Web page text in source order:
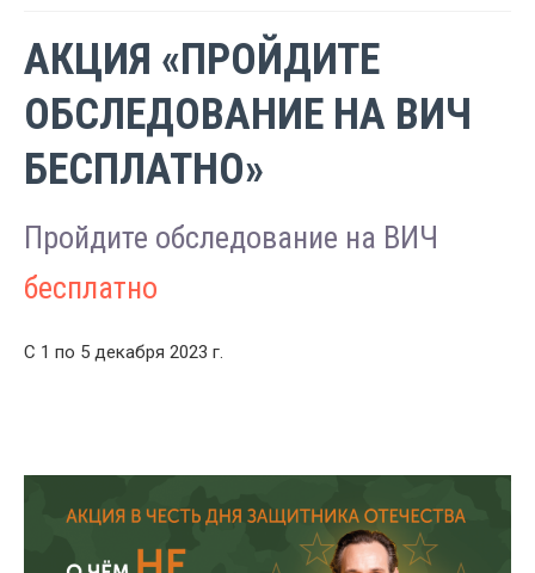
АКЦИЯ «ПРОЙДИТЕ
ОБСЛЕДОВАНИЕ НА ВИЧ
БЕСПЛАТНО»
Пройдите обследование на ВИЧ
бесплатно
С 1 по 5 декабря 2023 г.